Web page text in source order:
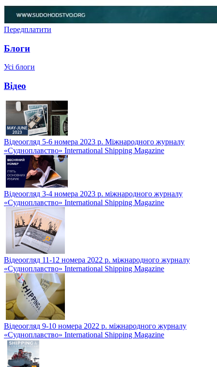
Передплатити
Блоги
Усі блоги
Відео
Відеоогляд 5-6 номера 2023 р. Міжнародного журналу
«Судноплавство» International Shipping Magazine
Відеоогляд 3-4 номера 2023 р. міжнародного журналу
«Судноплавство» International Shipping Magazine
Відеоогляд 11-12 номера 2022 р. міжнародного журналу
«Судноплавство» International Shipping Magazine
Відеоогляд 9-10 номера 2022 р. міжнародного журналу
«Судноплавство» International Shipping Magazine